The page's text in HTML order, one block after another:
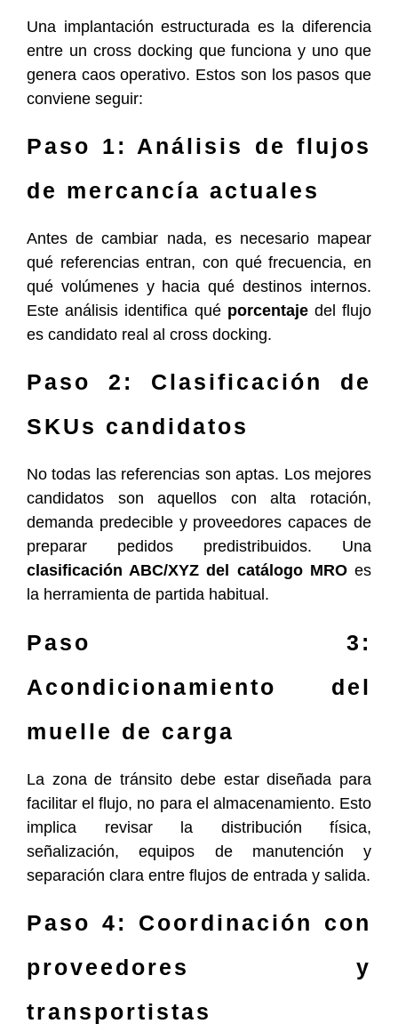
Una implantación estructurada es la diferencia
entre un cross docking que funciona y uno que
genera caos operativo. Estos son los pasos que
conviene seguir:
Paso 1: Análisis de flujos
de mercancía actuales
Antes de cambiar nada, es necesario mapear
qué referencias entran, con qué frecuencia, en
qué volúmenes y hacia qué destinos internos.
Este análisis identifica qué porcentaje del flujo
es candidato real al cross docking.
Paso 2: Clasificación de
SKUs candidatos
No todas las referencias son aptas. Los mejores
candidatos son aquellos con alta rotación,
demanda predecible y proveedores capaces de
preparar pedidos predistribuidos. Una
clasificación ABC/XYZ del catálogo MROes
la herramienta de partida habitual.
Paso 3:
Acondicionamiento del
muelle de carga
La zona de tránsito debe estar diseñada para
facilitar el flujo, no para el almacenamiento. Esto
implica revisar la distribución física,
señalización, equipos de manutención y
separación clara entre flujos de entrada y salida.
Paso 4: Coordinación con
proveedores y
transportistas